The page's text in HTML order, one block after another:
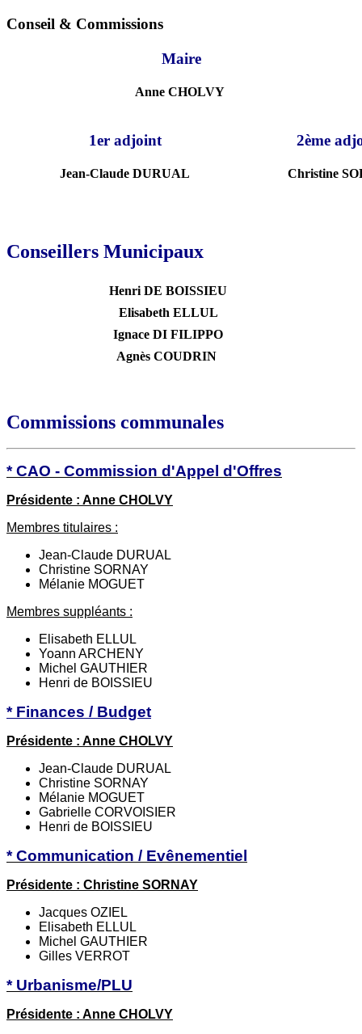
Conseil & Commissions
Maire
Anne CHOLVY
1er adjoint
Jean-Claude DURUAL
2ème
Christine
Conseillers Municipaux
Henri DE BOISSIEU
Elisabeth ELLUL
Ignace DI FILIPPO
Agnès COUDRIN
Commissions communales
* CAO - Commission d'Appel d'Offres
Présidente : Anne CHOLVY
Membres titulaires :
Jean-Claude DURUAL
Christine SORNAY
Mélanie MOGUET
Membres suppléants :
Elisabeth ELLUL
Yoann ARCHENY
Michel GAUTHIER
Henri de BOISSIEU
* Finances / Budget
Présidente : Anne CHOLVY
Jean-Claude DURUAL
Christine SORNAY
Mélanie MOGUET
Gabrielle CORVOISIER
Henri de BOISSIEU
* Communication / Evênementiel
Présidente : Christine SORNAY
Jacques OZIEL
Elisabeth ELLUL
Michel GAUTHIER
Gilles VERROT
* Urbanisme/PLU
Présidente : Anne CHOLVY